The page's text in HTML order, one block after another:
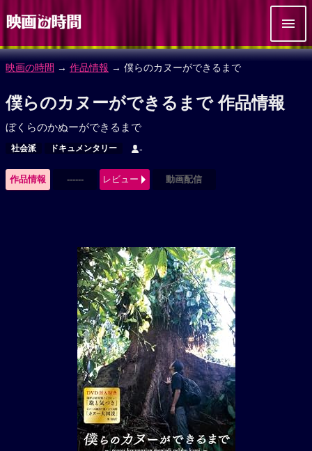
映画の時間 → 作品情報 → 僕らのカヌーができるまで
僕らのカヌーができるまで 作品情報
ぼくらのかぬーができるまで
社会派 ドキュメンタリー -
作品情報 ------ レビュー 動画配信